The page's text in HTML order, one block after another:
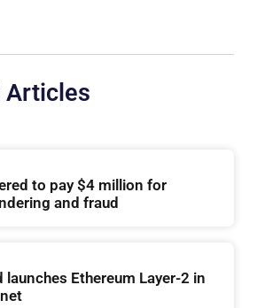
Articles
to pay $4 million for
and fraud
launches Ethereum Layer-2 in